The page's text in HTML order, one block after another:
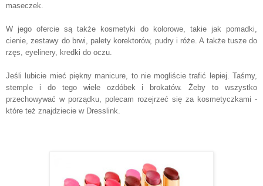
maseczek.
W jego ofercie są także kosmetyki do kolorowe, takie jak pomadki,
cienie, zestawy do brwi, palety korektorów, pudry i róże. A także tusze do
rzęs, eyelinery, kredki do oczu.
Jeśli lubicie mieć piękny manicure, to nie mogliście trafić lepiej. Taśmy,
stemple i do tego wiele ozdóbek i brokatów. Żeby to wszystko
przechowywać w porządku, polecam rozejrzeć się za kosmetyczkami -
które też znajdziecie w Dresslink.